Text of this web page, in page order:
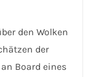
den Wolken
der
Board eines